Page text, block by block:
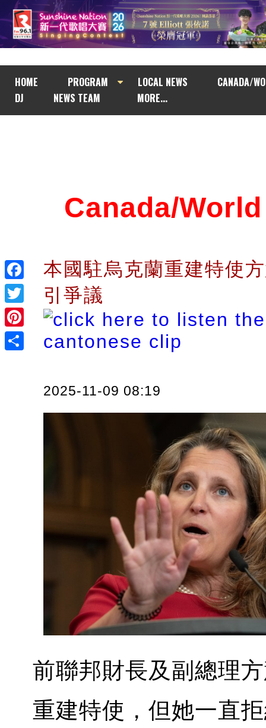
HOME PROGRAM LOCAL NEWS
CANADA/
DJ
NEWS TEAM MORE...
Facebook
Twitter
Pinterest
Canada/
本國駐烏克蘭重建特使
引爭議
2025-11-09 08:19
前聯邦財長及副總理
重建特使，但她一直